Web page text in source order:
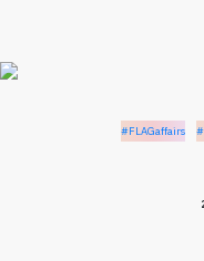
#FLAGaffairs